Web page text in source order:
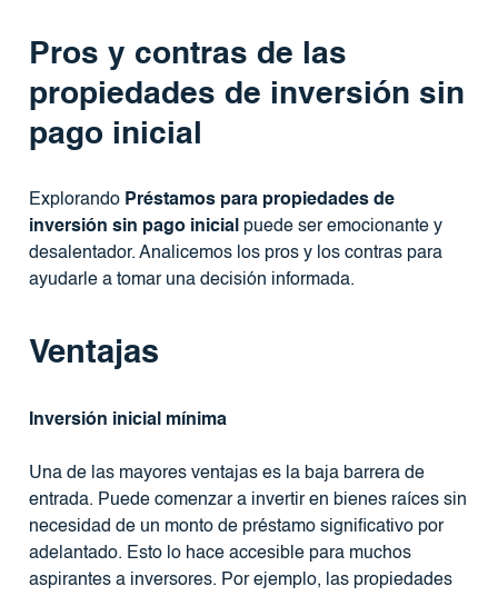
Pros y contras de las
propiedades de inversión sin
pago inicial
Explorando Préstamos para propiedades de
inversión sin pago inicial puede ser emocionante y
desalentador. Analicemos los pros y los contras para
ayudarle a tomar una decisión informada.
Ventajas
Inversión inicial mínima
Una de las mayores ventajas es la baja barrera de
entrada. Puede comenzar a invertir en bienes raíces sin
necesidad de un monto de préstamo significativo por
adelantado. Esto lo hace accesible para muchos
aspirantes a inversores. Por ejemplo, las propiedades